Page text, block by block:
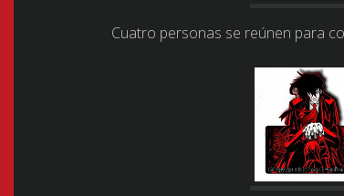
Cuatro personas se reúnen para